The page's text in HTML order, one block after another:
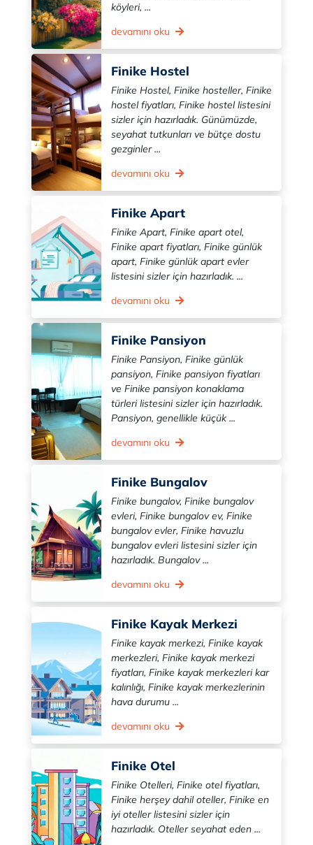
köyleri, ...
devamını oku
Finike Hostel
Finike Hostel, Finike hosteller, Finike
hostel fiyatları, Finike hostel listesini
sizler için hazırladık. Günümüzde,
seyahat tutkunları ve bütçe dostu
gezginler ...
devamını oku
Finike Apart
Finike Apart, Finike apart otel,
Finike apart fiyatları, Finike günlük
apart, Finike günlük apart evler
listesini sizler için hazırladık. ...
devamını oku
Finike Pansiyon
Finike Pansiyon, Finike günlük
pansiyon, Finike pansiyon fiyatları
ve Finike pansiyon konaklama
türleri listesini sizler için hazırladık.
Pansiyon, genellikle küçük ...
devamını oku
Finike Bungalov
Finike bungalov, Finike bungalov
evleri, Finike bungalov ev, Finike
bungalov evler, Finike havuzlu
bungalov evleri listesini sizler için
hazırladık. Bungalov ...
devamını oku
Finike Kayak Merkezi
Finike kayak merkezi, Finike kayak
merkezleri, Finike kayak merkezi
fiyatları, Finike kayak merkezleri kar
kalınlığı, Finike kayak merkezlerinin
hava durumu ...
devamını oku
Finike Otel
Finike Otelleri, Finike otel fiyatları,
Finike herşey dahil oteller, Finike en
iyi oteller listesini sizler için
hazırladık. Oteller seyahat eden ...